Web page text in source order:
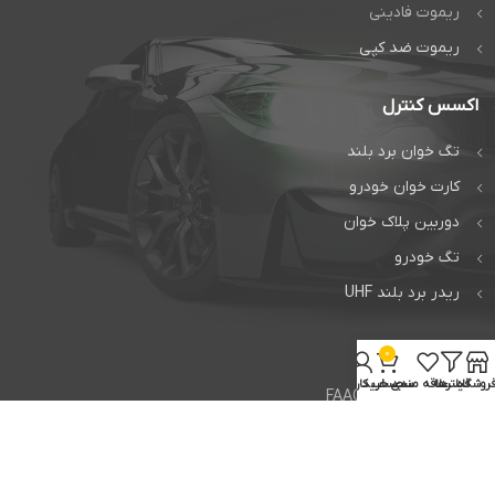
ریموت فادینی
ریموت ضد کپی
اکسس کنترل
تگ خوان برد بلند
کارت خوان خودرو
دوربین پلاک خوان
تگ خودرو
ریدر برد بلند UHF
خدمات
تعمیر جک فک FAAC
فروشگاهفیلترهاعلاقه مندی
0
سبد خرید
حساب کاربری من